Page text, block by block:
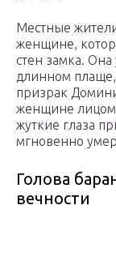
Местные
женщине,
стен замка.
длинном
призрак
женщине
жуткие глаза
мгновенно
Голова
вечности